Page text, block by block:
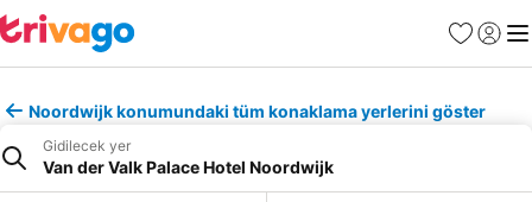
Favoriler
Giriş
Noordwijk konumundaki tüm konaklama yerlerini göster
Gidilecek yer
Van der Valk Palace Hotel Noordwijk